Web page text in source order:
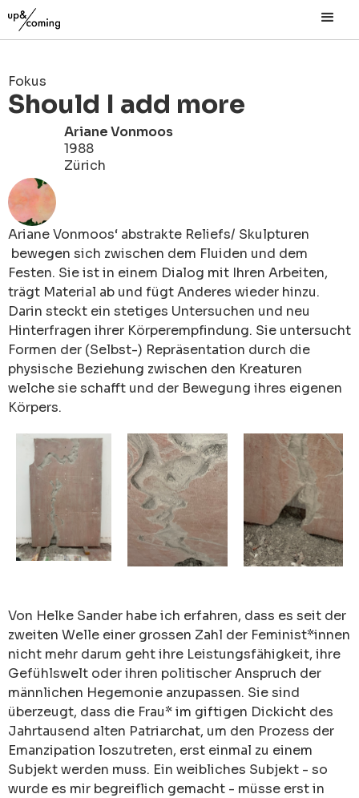
Fokus
Should I add more
Ariane Vonmoos
1988
Zürich
Ariane Vonmoos‘ abstrakte Reliefs/ Skulpturen
bewegen sich zwischen dem Fluiden und dem
Festen. Sie ist in einem Dialog mit Ihren Arbeiten,
trägt Material ab und fügt Anderes wieder hinzu.
Darin steckt ein stetiges Untersuchen und neu
Hinterfragen ihrer Körperempfindung. Sie untersucht
Formen der (Selbst-) Repräsentation durch die
physische Beziehung zwischen den Kreaturen
welche sie schafft und der Bewegung ihres eigenen
Körpers.
Von Helke Sander habe ich erfahren, dass es seit der
zweiten Welle einer grossen Zahl der Feminist*innen
nicht mehr darum geht ihre Leistungsfähigkeit, ihre
Gefühlswelt oder ihren politischer Anspruch der
männlichen Hegemonie anzupassen. Sie sind
überzeugt, dass die Frau* im giftigen Dickicht des
Jahrtausend alten Patriarchat, um den Prozess der
Emanzipation loszutreten, erst einmal zu einem
Subjekt werden muss. Ein weibliches Subjekt - so
wurde es mir begreiflich gemacht - müsse erst in